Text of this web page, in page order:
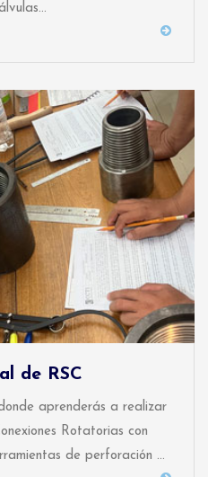
de RSC
aprenderás a realizar
Rotatorias con
de perforación ...